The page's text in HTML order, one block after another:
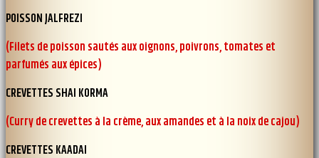
POISSON JALFREZI
(Filets de poisson sautés aux oignons, poivrons, tomates et
parfumés aux épices)
CREVETTES SHAI KORMA
(Curry de crevettes à la crème, aux amandes et à la noix de cajou)
CREVETTES KAADAI